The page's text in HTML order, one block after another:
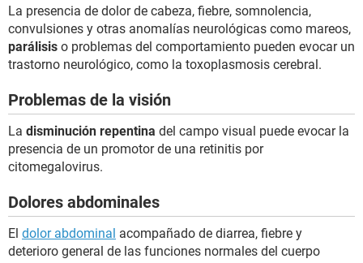
La presencia de dolor de cabeza, fiebre, somnolencia,
convulsiones y otras anomalías neurológicas como mareos,
parálisis o problemas del comportamiento pueden evocar un
trastorno neurológico, como la toxoplasmosis cerebral.
Problemas de la visión
La disminución repentina del campo visual puede evocar la
presencia de un promotor de una retinitis por
citomegalovirus.
Dolores abdominales
El dolor abdominal acompañado de diarrea, fiebre y
deterioro general de las funciones normales del cuerpo